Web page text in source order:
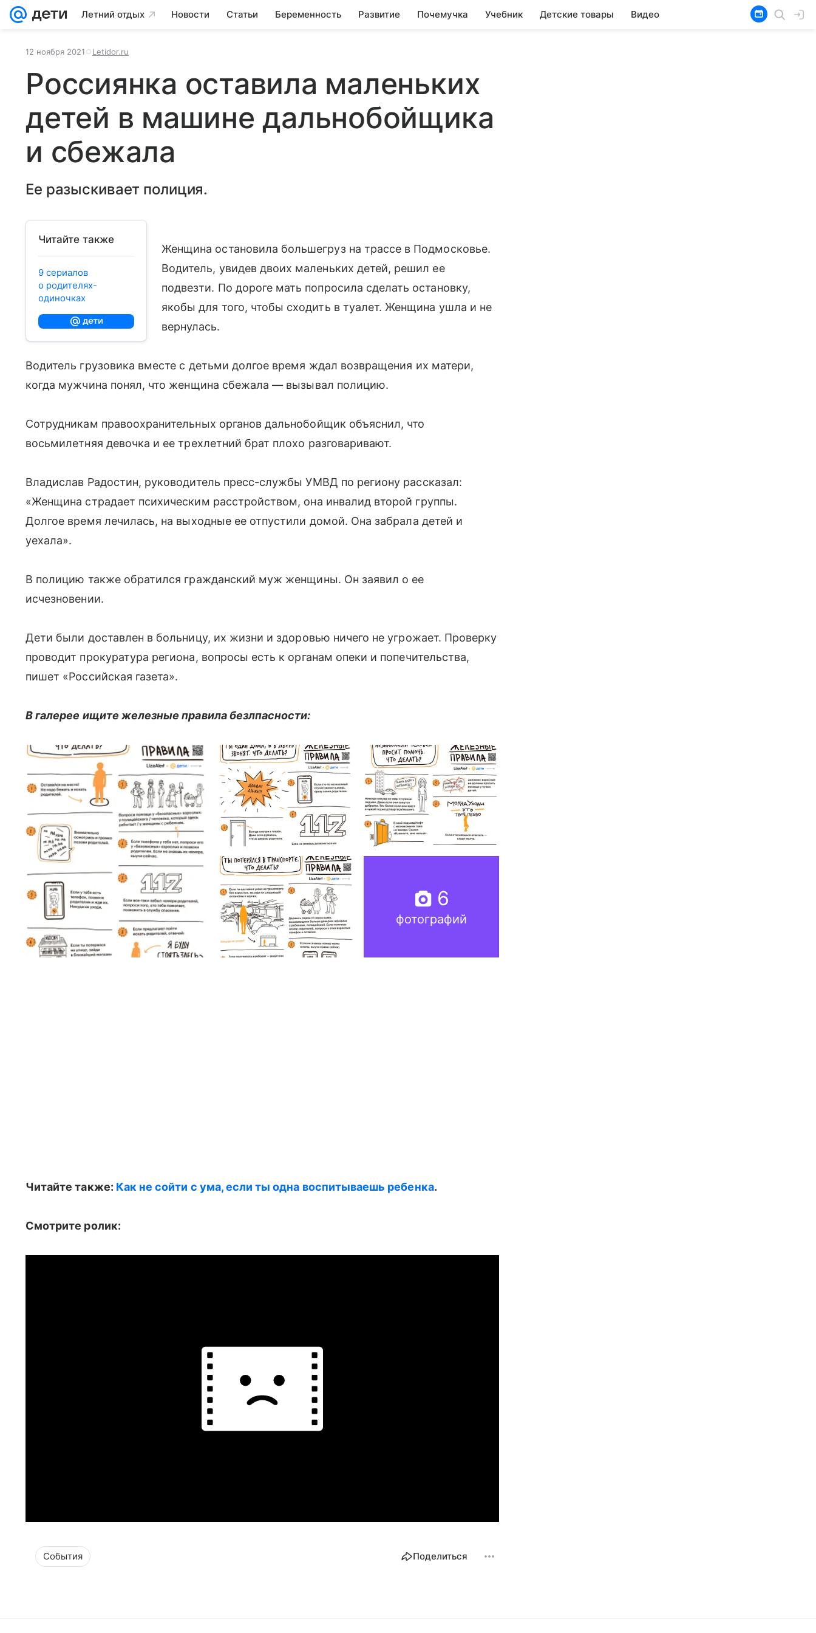
Летний отдых Новости Статьи Беременность Развитие Почемучка Учебник Детские товары Видео
12 ноября 2021 Letidor.ru
Россиянка оставила маленьких
детей в машине дальнобойщика
и сбежала
Ее разыскивает полиция.
Читайте также
9 сериалов
о родителях-
одиночках
Женщина остановила большегруз на трассе в Подмосковье.
Водитель, увидев двоих маленьких детей, решил ее
подвезти. По дороге мать попросила сделать остановку,
якобы для того, чтобы сходить в туалет. Женщина ушла и не
вернулась.
Водитель грузовика вместе с детьми долгое время ждал возвращения их матери,
когда мужчина понял, что женщина сбежала — вызывал полицию.
Сотрудникам правоохранительных органов дальнобойщик объяснил, что
восьмилетняя девочка и ее трехлетний брат плохо разговаривают.
Владислав Радостин, руководитель пресс-службы УМВД по региону рассказал:
«Женщина страдает психическим расстройством, она инвалид второй группы.
Долгое время лечилась, на выходные ее отпустили домой. Она забрала детей и
уехала».
В полицию также обратился гражданский муж женщины. Он заявил о ее
исчезновении.
Дети были доставлен в больницу, их жизни и здоровью ничего не угрожает. Проверку
проводит прокуратура региона, вопросы есть к органам опеки и попечительства,
пишет «Российская газета».
В галерее ищите железные правила безлпасности:
6
фотографий
Читайте также: Как не сойти с ума, если ты одна воспитываешь ребенка.
Смотрите ролик:
События Поделиться